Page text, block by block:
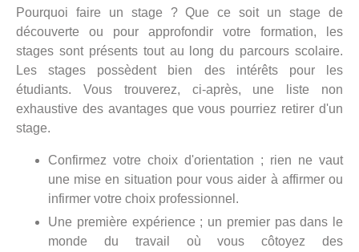
Pourquoi faire un stage ? Que ce soit un stage de
découverte ou pour approfondir votre formation, les
stages sont présents tout au long du parcours scolaire.
Les stages possèdent bien des intérêts pour les
étudiants. Vous trouverez, ci-après, une liste non
exhaustive des avantages que vous pourriez retirer d'un
stage.
Confirmez votre choix d'orientation ; rien ne vaut
une mise en situation pour vous aider à affirmer ou
infirmer votre choix professionnel.
Une première expérience ; un premier pas dans le
monde du travail où vous côtoyez des